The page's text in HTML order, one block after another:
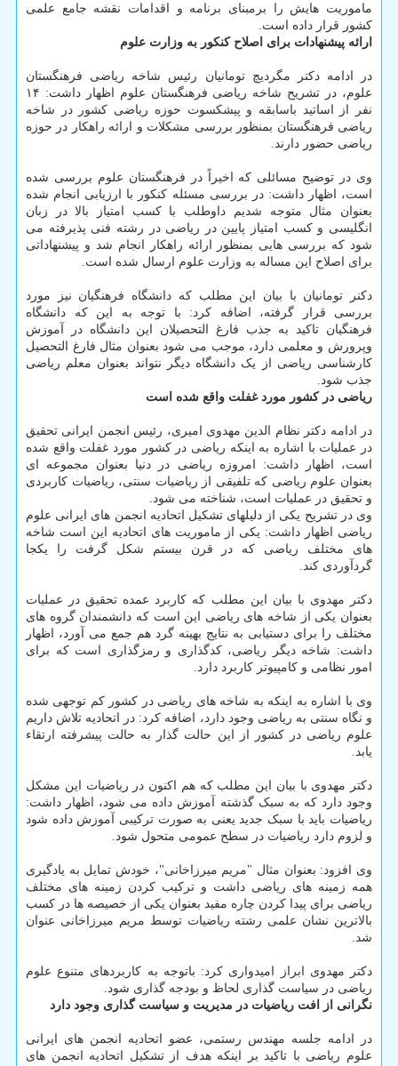
ماموریت هایش را برمبنای برنامه و اقدامات نقشه جامع علمی
کشور قرار داده است.
ارائه پیشنهادات برای اصلاح کنکور به وزارت علوم
در ادامه دکتر مگردیچ تومانیان رئیس شاخه ریاضی فرهنگستان
علوم، در تشریح شاخه ریاضی فرهنگستان علوم اظهار داشت: ۱۴
نفر از اساتید باسابقه و پیشکسوت حوزه ریاضی کشور در شاخه
ریاضی فرهنگستان بمنظور بررسی مشکلات و ارائه راهکار در حوزه
ریاضی حضور دارند.
وی در توضیح مسائلی که اخیراً در فرهنگستان علوم بررسی شده
است، اظهار داشت: در بررسی مسئله کنکور با ارزیابی انجام شده
بعنوان مثال متوجه شدیم داوطلب با کسب امتیاز بالا در زبان
انگلیسی و کسب امتیاز پایین در ریاضی در رشته فنی پذیرفته می
شود که بررسی هایی بمنظور ارائه راهکار انجام شد و پیشنهاداتی
برای اصلاح این مساله به وزارت علوم ارسال شده است.
دکنر تومانیان با بیان این مطلب که دانشگاه فرهنگیان نیز مورد
بررسی قرار گرفته، اضافه کرد: با توجه به این که دانشگاه
فرهنگیان تاکید به جذب فارغ التحصیلان این دانشگاه در آموزش
وپرورش و معلمی دارد، موجب می شود بعنوان مثال فارغ التحصیل
کارشناسی ریاضی از یک دانشگاه دیگر نتواند بعنوان معلم ریاضی
جذب شود.
ریاضی در کشور مورد غفلت واقع شده است
در ادامه دکتر نظام الدین مهدوی امیری، رئیس انجمن ایرانی تحقیق
در عملیات با اشاره به اینکه ریاضی در کشور مورد غفلت واقع شده
است، اظهار داشت: امروزه ریاضی در دنیا بعنوان مجموعه ای
بعنوان علوم ریاضی که تلفیقی از ریاضیات سنتی، ریاضیات کاربردی
و تحقیق در عملیات است، شناخته می شود.
وی در تشریح یکی از دلیلهای تشکیل اتحادیه انجمن های ایرانی علوم
ریاضی اظهار داشت: یکی از ماموریت های اتحادیه این است شاخه
های مختلف ریاضی که در قرن بیستم شکل گرفت را یکجا
گردآوردی کند.
دکتر مهدوی با بیان این مطلب که کاربرد عمده تحقیق در عملیات
بعنوان یکی از شاخه های ریاضی این است که دانشمندان گروه های
مختلف را برای دستیابی به نتایج بهینه گرد هم جمع می آورد، اظهار
داشت: شاخه دیگر ریاضی، کدگذاری و رمزگذاری است که برای
امور نظامی و کامپیوتر کاربرد دارد.
وی با اشاره به اینکه به شاخه های ریاضی در کشور کم توجهی شده
و نگاه سنتی به ریاضی وجود دارد، اضافه کرد: در اتحادیه تلاش داریم
علوم ریاضی در کشور از این حالت گذار به حالت پیشرفته ارتقاء
یابد.
دکتر مهدوی با بیان این مطلب که هم اکنون در ریاضیات این مشکل
وجود دارد که به سبک گذشته آموزش داده می شود، اظهار داشت:
ریاضیات باید با سبک جدید یعنی به صورت ترکیبی آموزش داده شود
و لزوم دارد ریاضیات در سطح عمومی متحول شود.
وی افزود: بعنوان مثال "مریم میرزاخانی"، خودش تمایل به یادگیری
همه زمینه های ریاضی داشت و ترکیب کردن زمینه های مختلف
ریاضی برای پیدا کردن چاره مفید بعنوان یکی از خصیصه ها در کسب
بالاترین نشان علمی رشته ریاضیات توسط مریم میرزاخانی عنوان
شد.
دکتر مهدوی ابراز امیدواری کرد: باتوجه به کاربردهای متنوع علوم
ریاضی در سیاست گذاری لحاظ و بودجه گذاری شود.
نگرانی از افت ریاضیات در مدیریت و سیاست گذاری وجود دارد
در ادامه جلسه مهندس رستمی، عضو اتحادیه انجمن های ایرانی
علوم ریاضی با تاکید بر اینکه هدف از تشکیل اتحادیه انجمن های